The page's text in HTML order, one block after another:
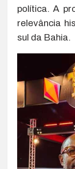
política. A
relevância
sul da Bahia.